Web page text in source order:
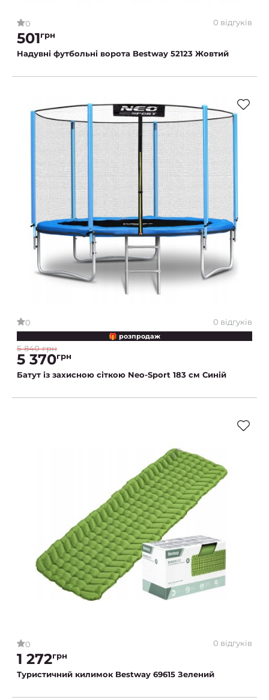
0 0 відгуків
501грн
Надувні футбольні ворота Bestway 52123 Жовтий
0 0 відгуків
🎁 розпродаж
5 840 грн
5 370грн
Батут із захисною сіткою Neo-Sport 183 см Синій
0 0 відгуків
1 272грн
Туристичний килимок Bestway 69615 Зелений